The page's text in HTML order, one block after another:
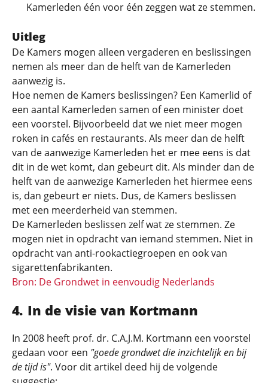
Kamerleden één voor één zeggen wat ze stemmen.
Uitleg
De Kamers mogen alleen vergaderen en beslissingen
nemen als meer dan de helft van de Kamerleden
aanwezig is.
Hoe nemen de Kamers beslissingen? Een Kamerlid of
een aantal Kamerleden samen of een minister doet
een voorstel. Bijvoorbeeld dat we niet meer mogen
roken in cafés en restaurants. Als meer dan de helft
van de aanwezige Kamerleden het er mee eens is dat
dit in de wet komt, dan gebeurt dit. Als minder dan de
helft van de aanwezige Kamerleden het hiermee eens
is, dan gebeurt er niets. Dus, de Kamers beslissen
met een meerderheid van stemmen.
De Kamerleden beslissen zelf wat ze stemmen. Ze
mogen niet in opdracht van iemand stemmen. Niet in
opdracht van anti-rookactiegroepen en ook van
sigarettenfabrikanten.
Bron: De Grondwet in eenvoudig Nederlands
In de visie van Kortmann
In 2008 heeft prof. dr. C.A.J.M. Kortmann een voorstel
gedaan voor een "goede grondwet die inzichtelijk en bij
de tijd is". Voor dit artikel deed hij de volgende